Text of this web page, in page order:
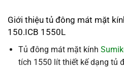
Giới thiệu tủ đông mát mặt
150.ICB 1550L
Tủ đông mát mặt kính
tích 1550 lít thiết kế dạng tủ